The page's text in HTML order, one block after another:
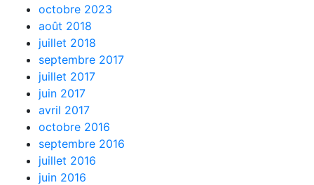
octobre 2023
août 2018
juillet 2018
septembre 2017
juillet 2017
juin 2017
avril 2017
octobre 2016
septembre 2016
juillet 2016
juin 2016